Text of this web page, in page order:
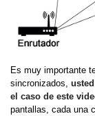
Es muy importante
sincronizados,
el caso de este
pantallas, cada una